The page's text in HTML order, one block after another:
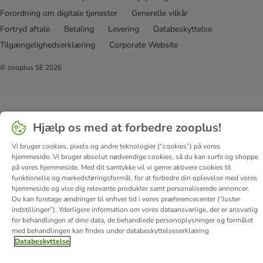
Forordning om digitale tjenester
Generelle vilkår
Fortryd aftale
Betaling Levering
Databeskyttelse
Tilgængelighedserklæring
Corporate Website
© zooplus SE 2026
Hjælp os med at forbedre zooplus!
Vi bruger cookies, pixels og andre teknologier (“cookies”) på vores
hjemmeside. Vi bruger absolut nødvendige cookies, så du kan surfe og shoppe
på vores hjemmeside. Med dit samtykke vil vi gerne aktivere cookies til
funktionelle og markedsføringsformål, for at forbedre din oplevelse med vores
hjemmeside og vise dig relevante produkter samt personaliserede annoncer.
Du kan foretage ændringer til enhver tid i vores præferencecenter (“Juster
indstillinger”). Yderligere information om vores dataansvarlige, der er ansvarlig
for behandlingen af ​​dine data, de behandlede personoplysninger og formålet
med behandlingen kan findes under databeskyttelseserklæring
Databeskyttelse